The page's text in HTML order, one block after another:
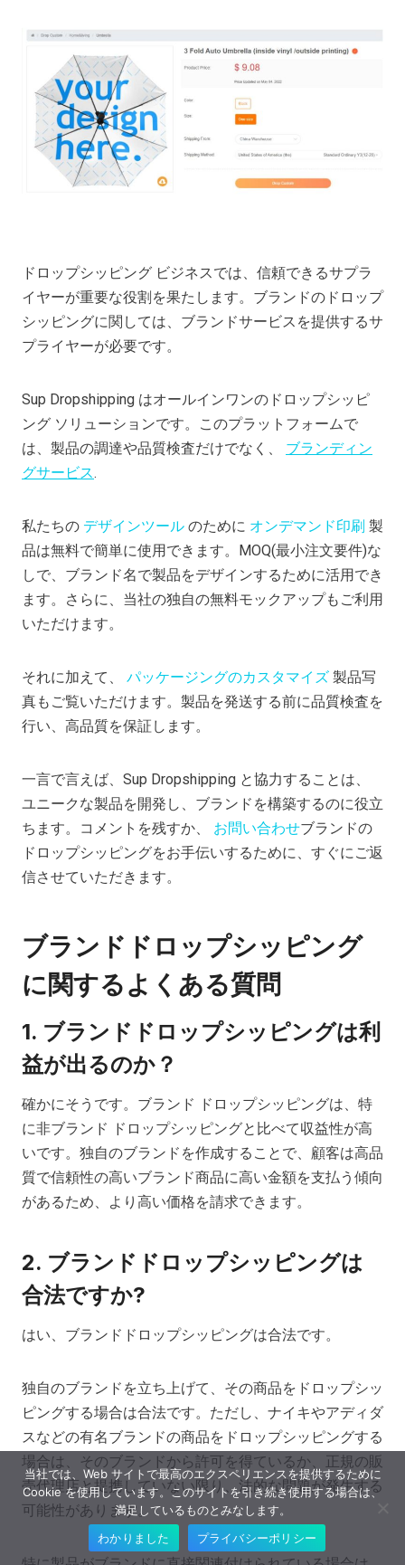
ドロップシッピング ビジネスでは、信頼できるサプラ
イヤーが重要な役割を果たします。ブランドのドロップ
シッピングに関しては、ブランドサービスを提供するサ
プライヤーが必要です。
Sup Dropshipping はオールインワンのドロップシッピ
ング ソリューションです。このプラットフォームで
は、製品の調達や品質検査だけでなく、 ブランディン
グサービス.
私たちの デザインツール のために オンデマンド印刷 製
品は無料で簡単に使用できます。MOQ(最小注文要件)な
しで、ブランド名で製品をデザインするために活用でき
ます。さらに、当社の独自の無料モックアップもご利用
いただけます。
それに加えて、 パッケージングのカスタマイズ 製品写
真もご覧いただけます。製品を発送する前に品質検査を
行い、高品質を保証します。
一言で言えば、Sup Dropshipping と協力することは、
ユニークな製品を開発し、ブランドを構築するのに役立
ちます。コメントを残すか、 お問い合わせブランドの
ドロップシッピングをお手伝いするために、すぐにご返
信させていただきます。
ブランドドロップシッピング
に関するよくある質問
1. ブランドドロップシッピングは利
益が出るのか？
確かにそうです。ブランド ドロップシッピングは、特
に非ブランド ドロップシッピングと比べて収益性が高
いです。独自のブランドを作成することで、顧客は高品
質で信頼性の高いブランド商品に高い金額を支払う傾向
があるため、より高い価格を請求できます。
2. ブランドドロップシッピングは
合法ですか?
はい、ブランドドロップシッピングは合法です。
独自のブランドを立ち上げて、その商品をドロップシッ
ピングする場合は合法です。ただし、ナイキやアディダ
スなどの有名ブランドの商品をドロップシッピングする
場合は、そのブランドから許可を得ているか、正規の販
売代理店と提携していない限り、法的な問題が発生する
可能性があります。
当社では、Web サイトで最高のエクスペリエンスを提供するために
Cookie を使用しています。このサイトを引き続き使用する場合は、
満足しているものとみなします。
わかりました
プライバシーポリシー